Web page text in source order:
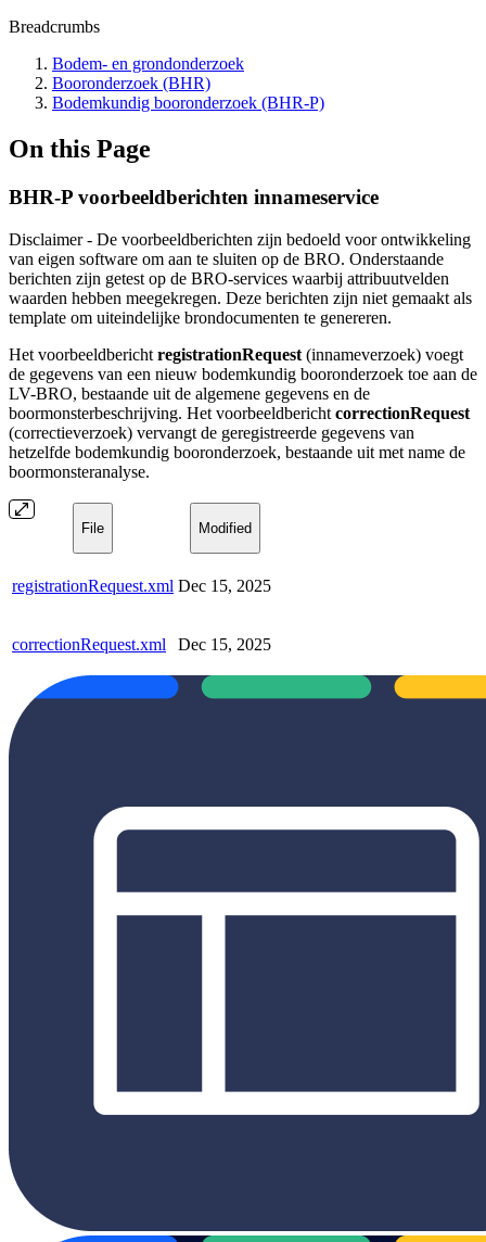
Breadcrumbs
Bodem- en grondonderzoek
Booronderzoek (BHR)
Bodemkundig booronderzoek (BHR-P)
On this Page
BHR-P voorbeeldberichten innameservice
Disclaimer - De voorbeeldberichten zijn bedoeld voor ontwikkeling
van eigen software om aan te sluiten op de BRO. Onderstaande
berichten zijn getest op de BRO-services waarbij attribuutvelden
waarden hebben meegekregen. Deze berichten zijn niet gemaakt als
template om uiteindelijke brondocumenten te genereren.
Het voorbeeldbericht registrationRequest (innameverzoek) voegt
de gegevens van een nieuw bodemkundig booronderzoek toe aan de
LV-BRO, bestaande uit de algemene gegevens en de
boormonsterbeschrijving. Het voorbeeldbericht correctionRequest
(correctieverzoek) vervangt de geregistreerde gegevens van
hetzelfde bodemkundig booronderzoek, bestaande uit met name de
boormonsteranalyse.
File Modified
registrationRequest.xml Dec 15, 2025
correctionRequest.xml Dec 15, 2025